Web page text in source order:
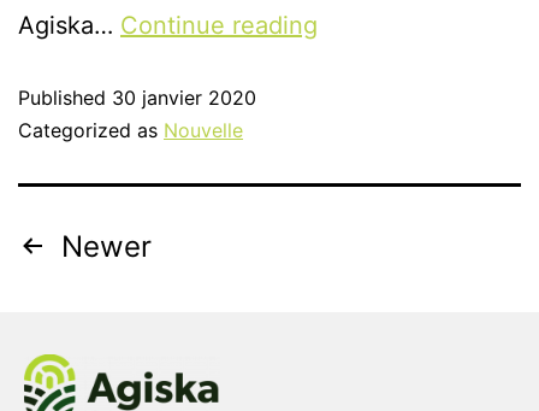
Agiska… Continue reading
Published 30 janvier 2020
Categorized as Nouvelle
Newer